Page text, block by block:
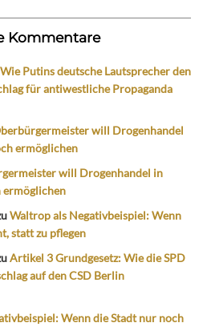
Kommentare
Wie Putins deutsche Lautsprecher den
für antiwestliche Propaganda
will Drogenhandel
ermöglichen
will Drogenhandel in
ermöglichen
Waltrop als Negativbeispiel: Wenn
statt zu pflegen
Artikel 3 Grundgesetz: Wie die SPD
auf den CSD Berlin
Wenn die Stadt nur noch